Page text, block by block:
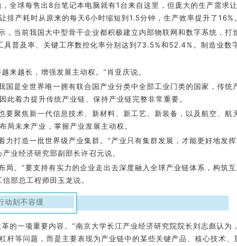
全球每售出8台笔记本电脑就有1台来自这里，但庞大的生产需求
排产耗时从原来的每天6小时缩短到1.5分钟，生产效率提升了16%。
，当前我国大中型骨干企业都积极建立内部物联网和数字系统，打
普及率、关键工序数控化率分别达到73.5%和52.4%。制造业数
来越长，增强发展主动权。”肖亚庆说。
是全世界唯一拥有联合国产业分类中全部工业门类的国家，传统
着力提升传统产业链、保持产业链完整非常重要。
要聚焦新一代信息技术、新材料、新工艺、新装备，以及航空、航
局未来产业，掌握产业发展主动权。
力打造一批世界级产业集群。“产业只有集群发展，才能更好地发
业经济研究部副部长许召元说。
局。“要支持有实力的企业走出去深度融入全球产业链体系，构筑
部总工程师田玉龙说。
动刻不容缓
的一项重要内容。”南京大学长江产业经济研究院院长刘志彪认为
杆等问题，而是主要表现为产业链中的某些关键产品、核心技术、